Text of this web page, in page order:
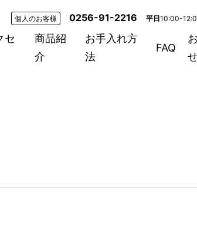
個人のお客様 0256-91-2216 平日10:00-
セ
商品紹
介
お手入れ方
法
FAQ